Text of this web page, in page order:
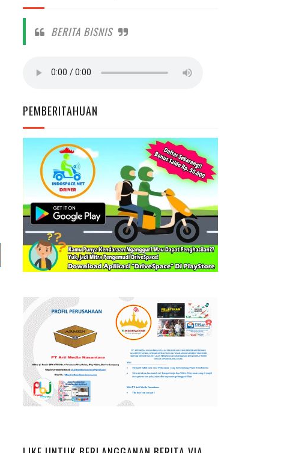
BERITA BISNIS
PEMBERITAHUAN